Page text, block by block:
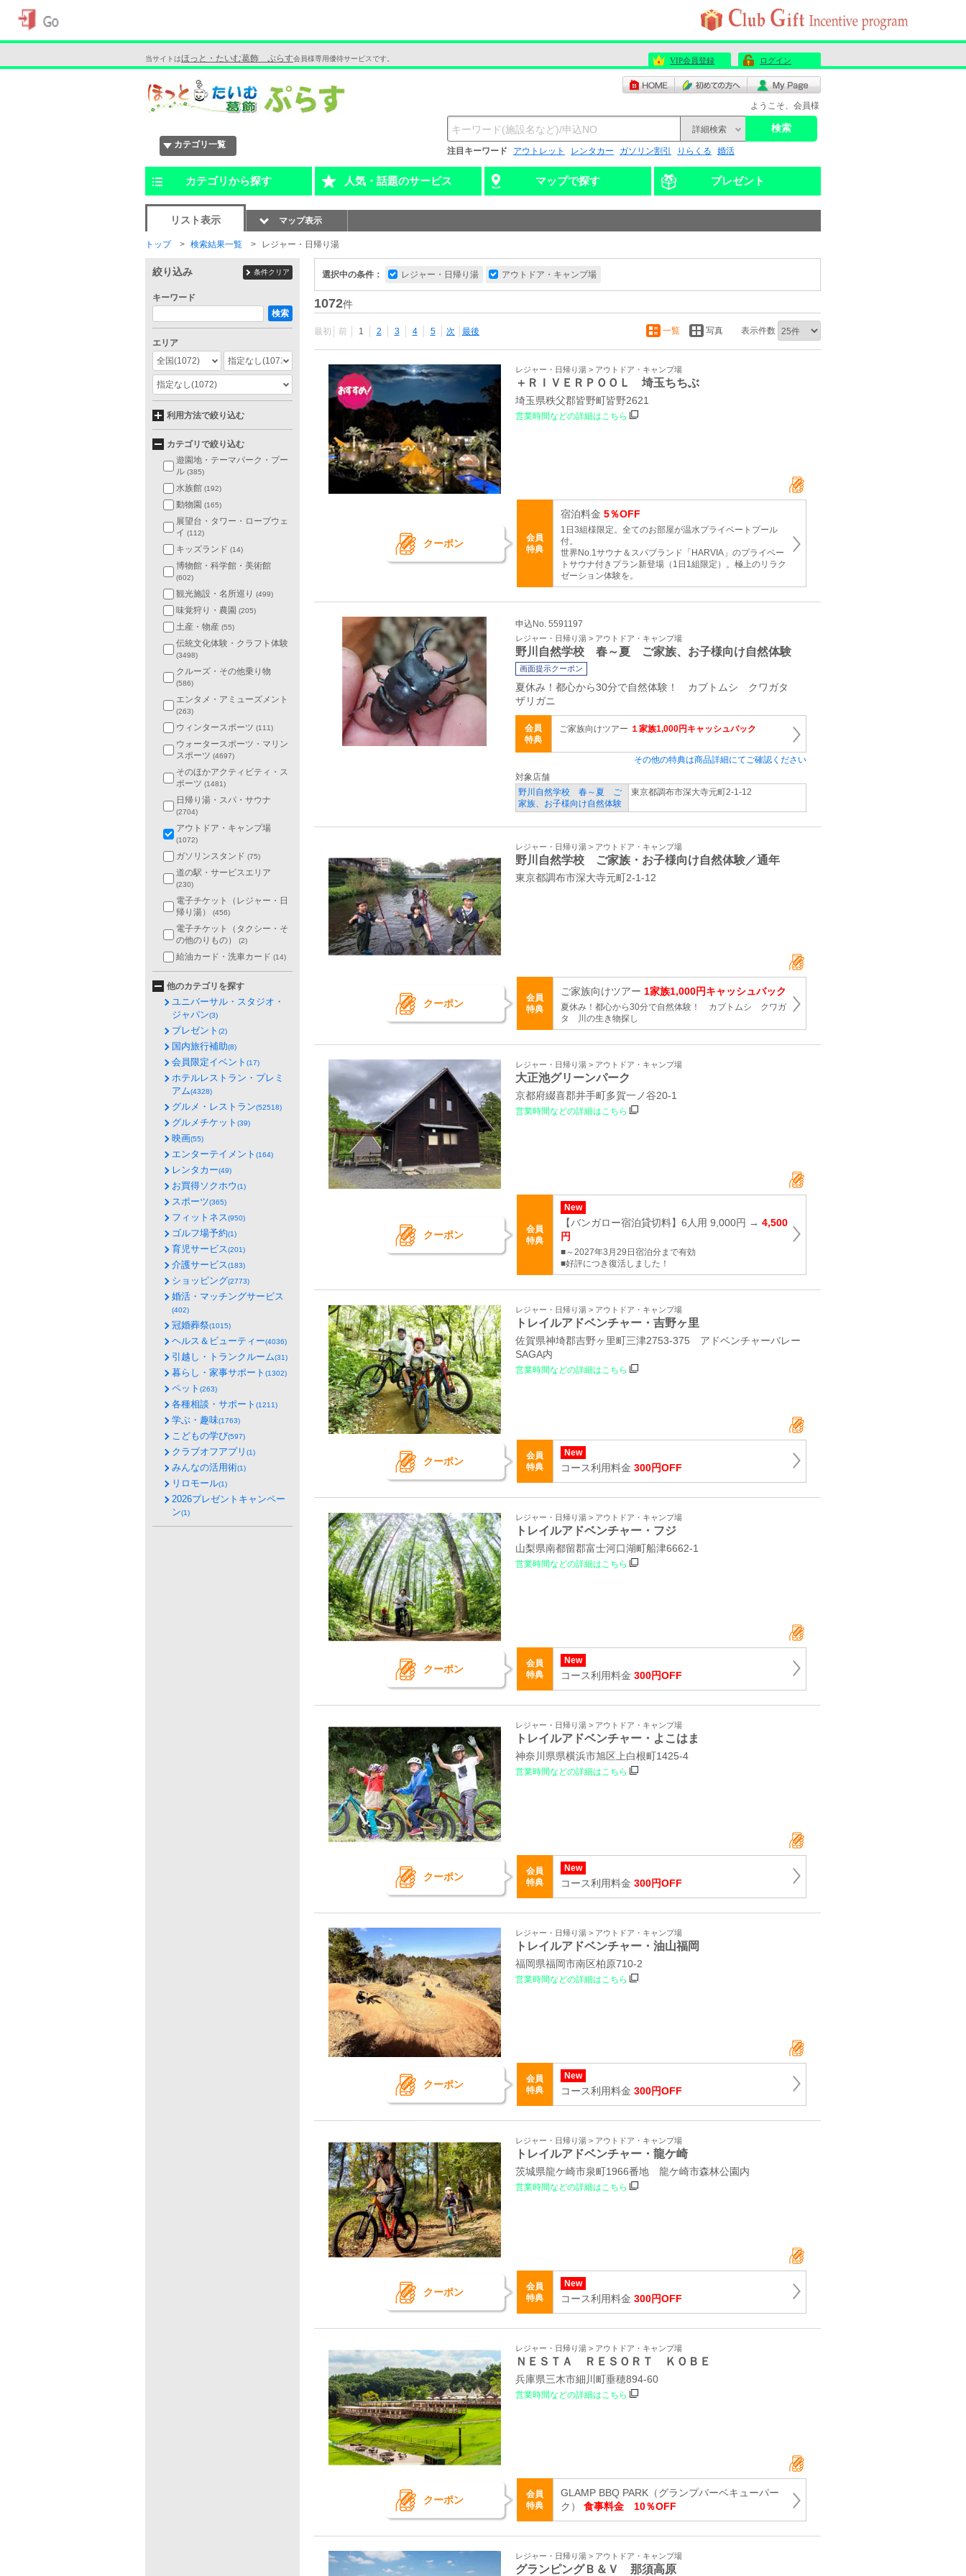
当サイトはほっと・たいむ葛飾 ぷらす会員様専用優待サービスです。 VIP会員登録 ログイン
ようこそ、会員様
カテゴリ一覧
詳細検索 検索
注目キーワード アウトレット レンタカー ガソリン割引 りらくる 婚活
カテゴリから探す 人気・話題のサービス マップで探す プレゼント
リスト表示 マップ表示
トップ 検索結果一覧 レジャー・日帰り湯
選択中の条件： レジャー・日帰り湯 アウトドア・キャンプ場
1072件
最初 前 1 2 3 4 5 次 最後 一覧 写真 表示件数
レジャー・日帰り湯 > アウトドア・キャンプ場
＋ＲＩＶＥＲＰＯＯＬ 埼玉ちちぶ
埼玉県秩父郡皆野町皆野2621
営業時間などの詳細はこちら
クーポン
会員
特典
宿泊料金 5％OFF
1日3組様限定。全てのお部屋が温水プライベートプール
付。
世界No.1サウナ＆スパブランド「HARVIA」のプライベー
トサウナ付きプラン新登場（1日1組限定）。極上のリラク
ゼーション体験を。
申込No. 5591197
レジャー・日帰り湯 > アウトドア・キャンプ場
野川自然学校 春～夏 ご家族、お子様向け自然体験
画面提示クーポン
夏休み！都心から30分で自然体験！ カブトムシ クワガタ
ザリガニ
会員
特典
ご家族向けツアー １家族1,000円キャッシュバック
その他の特典は商品詳細にてご確認ください
対象店舗
野川自然学校 春～夏 ご
家族、お子様向け自然体験
東京都調布市深大寺元町2-1-12
レジャー・日帰り湯 > アウトドア・キャンプ場
野川自然学校 ご家族・お子様向け自然体験／通年
東京都調布市深大寺元町2-1-12
クーポン
会員
特典
ご家族向けツアー 1家族1,000円キャッシュバック
夏休み！都心から30分で自然体験！ カブトムシ クワガ
タ 川の生き物探し
レジャー・日帰り湯 > アウトドア・キャンプ場
大正池グリーンパーク
京都府綴喜郡井手町多賀一ノ谷20-1
営業時間などの詳細はこちら
クーポン
会員
特典
New
【バンガロー宿泊貸切料】6人用 9,000円 → 4,500
円
■～2027年3月29日宿泊分まで有効
■好評につき復活しました！
レジャー・日帰り湯 > アウトドア・キャンプ場
トレイルアドベンチャー・吉野ヶ里
佐賀県神埼郡吉野ヶ里町三津2753-375 アドベンチャーバレー
SAGA内
営業時間などの詳細はこちら
クーポン
会員
特典
New
コース利用料金 300円OFF
レジャー・日帰り湯 > アウトドア・キャンプ場
トレイルアドベンチャー・フジ
山梨県南都留郡富士河口湖町船津6662-1
営業時間などの詳細はこちら
クーポン
会員
特典
New
コース利用料金 300円OFF
レジャー・日帰り湯 > アウトドア・キャンプ場
トレイルアドベンチャー・よこはま
神奈川県県横浜市旭区上白根町1425-4
営業時間などの詳細はこちら
クーポン
会員
特典
New
コース利用料金 300円OFF
レジャー・日帰り湯 > アウトドア・キャンプ場
トレイルアドベンチャー・油山福岡
福岡県福岡市南区柏原710-2
営業時間などの詳細はこちら
クーポン
会員
特典
New
コース利用料金 300円OFF
レジャー・日帰り湯 > アウトドア・キャンプ場
トレイルアドベンチャー・龍ケ崎
茨城県龍ケ崎市泉町1966番地 龍ケ崎市森林公園内
営業時間などの詳細はこちら
クーポン
会員
特典
New
コース利用料金 300円OFF
レジャー・日帰り湯 > アウトドア・キャンプ場
ＮＥＳＴＡ ＲＥＳＯＲＴ ＫＯＢＥ
兵庫県三木市細川町垂穂894-60
営業時間などの詳細はこちら
クーポン
会員
特典
GLAMP BBQ PARK（グランプバーベキューパー
ク） 食事料金 10％OFF
レジャー・日帰り湯 > アウトドア・キャンプ場
グランピングＢ＆Ｖ 那須高原
絞り込み 条件クリア
キーワード
検索
エリア
全国(1072) 指定なし(1072)
指定なし(1072)
利用方法で絞り込む
カテゴリで絞り込む
遊園地・テーマパーク・プー
ル (385)
水族館 (192)
動物園 (165)
展望台・タワー・ロープウェ
イ (112)
キッズランド (14)
博物館・科学館・美術館
(602)
観光施設・名所巡り (499)
味覚狩り・農園 (205)
土産・物産 (55)
伝統文化体験・クラフト体験
(3498)
クルーズ・その他乗り物
(586)
エンタメ・アミューズメント
(263)
ウィンタースポーツ (111)
ウォータースポーツ・マリン
スポーツ (4697)
そのほかアクティビティ・ス
ポーツ (1481)
日帰り湯・スパ・サウナ
(2704)
アウトドア・キャンプ場
(1072)
ガソリンスタンド (75)
道の駅・サービスエリア
(230)
電子チケット（レジャー・日
帰り湯）
(456)
電子チケット（タクシー・そ
の他のりもの）
(2)
給油カード・洗車カード (14)
他のカテゴリを探す
ユニバーサル・スタジオ・
ジャパン(3)
プレゼント (2)
国内旅行補助(8)
会員限定イベント (17)
ホテルレストラン・プレミ
アム(4328)
グルメ・レストラン(52518)
グルメチケット (39)
映画(55)
エンターテイメント (164)
レンタカー(49)
お買得ソクホウ(1)
スポーツ(365)
フィットネス(950)
ゴルフ場予約(1)
育児サービス(201)
介護サービス(183)
ショッピング(2773)
婚活・マッチングサービス
(402)
冠婚葬祭(1015)
ヘルス＆ビューティー(4036)
引越し・トランクルーム(31)
暮らし・家事サポート (1302)
ペット (263)
各種相談・サポート (1211)
学ぶ・趣味(1763)
こどもの学び(597)
クラブオフアプリ (1)
みんなの活用術(1)
リロモール(1)
2026プレゼントキャンペー
ン(1)